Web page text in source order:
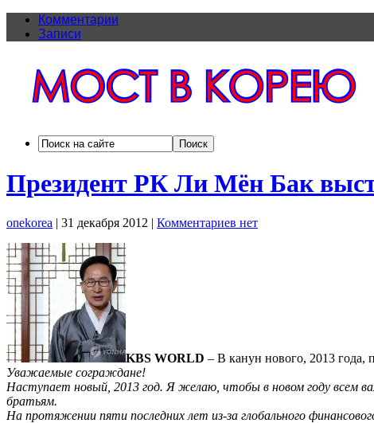
Комментарии
Записи
Президент РК Ли Мён Бак
onekorea | 31 декабря 2012 | Комментариев нет
KBS WORLD – В канун нового, 2013
Уважаемые сограждане!
Наступает новый, 2013 год. Я желаю, чтобы в новом году всем
братьям.
На протяжении пяти последних лет из-за глобального